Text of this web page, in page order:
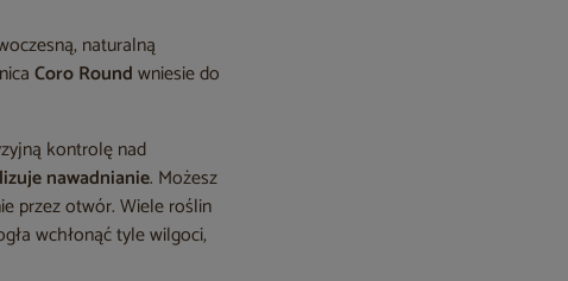
naturalną
Coro Roundwniesie do
kontrolę nad
nawadnianie. Możesz
przez otwór. Wiele roślin
wchłonąć tyle wilgoci,